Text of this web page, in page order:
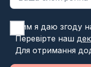
Цим я даю згоду
Перевірте наш
Для отримання